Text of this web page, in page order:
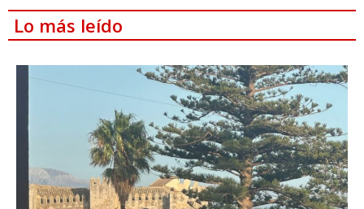
Lo más leído